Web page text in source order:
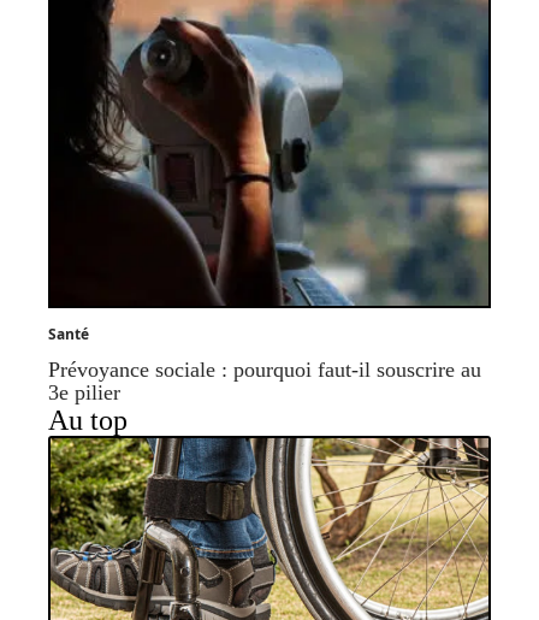
Santé
Prévoyance sociale : pourquoi faut-il souscrire au
3e pilier
Au top